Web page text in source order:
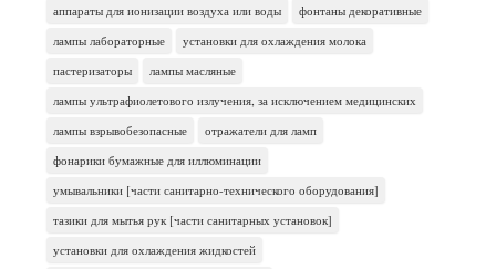
аппараты для ионизации воздуха или воды
фонтаны декоративные
лампы лабораторные
установки для охлаждения молока
пастеризаторы
лампы масляные
лампы ультрафиолетового излучения, за исключением медицинских
лампы взрывобезопасные
отражатели для ламп
фонарики бумажные для иллюминации
умывальники [части санитарно-технического оборудования]
тазики для мытья рук [части санитарных установок]
установки для охлаждения жидкостей